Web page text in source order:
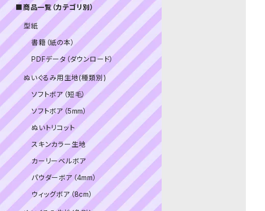
■商品一覧（カテゴリ別）
型紙
書籍（紙の本）
PDFデータ（ダウンロード）
ぬいぐるみ用生地(種類別)
ソフトボア（短毛）
ソフトボア（5mm）
ぬいトリコット
スキンカラー生地
カーリーベルボア
パウダーボア（4mm）
ウィッグボア（8cm）